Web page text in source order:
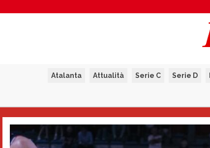
Atalanta Attualità Serie C Serie D